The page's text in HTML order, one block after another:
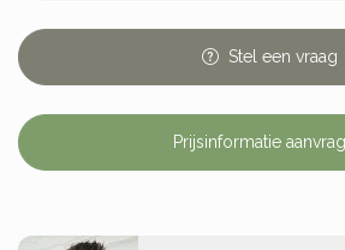
Stel een vraag
Prijsinformatie